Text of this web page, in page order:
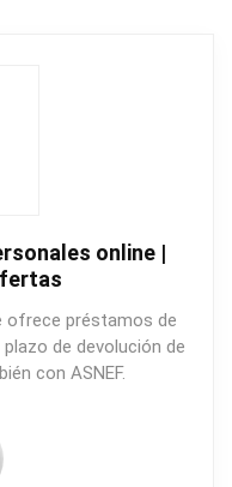
online |
ofrece préstamos de
de devolución de
con ASNEF.